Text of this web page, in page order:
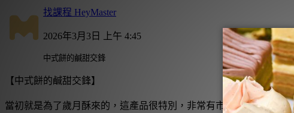
找課程 HeyMaster
2026年3月3日 上午 4:45
中式餅的鹹甜交鋒
【中式餅的鹹甜交鋒】
當初就是為了歲月酥來的，這產品很特別，非常有市場性，不論是